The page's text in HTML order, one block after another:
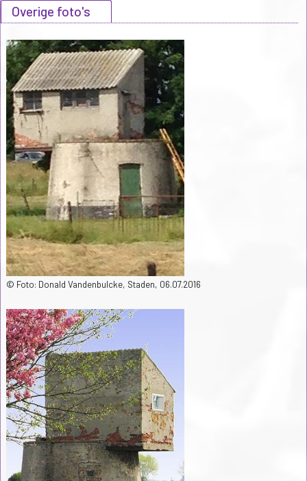
Overige foto's
© Foto: Donald Vandenbulcke, Staden, 06.07.2016